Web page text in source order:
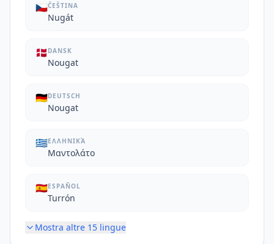
🇨🇿ČEŠTINA
Nugát
🇩🇰 DANSK
Nougat
🇩🇪DEUTSCH
Nougat
🇬🇷ΕΛΛΗΝΙΚΆ
Μαντολάτο
🇪🇸ESPAÑOL
Turrón
Mostra altre 15 lingue